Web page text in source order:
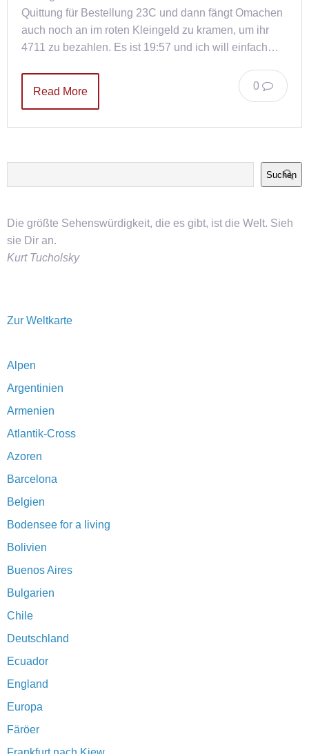
Quittung für Bestellung 23C und dann fängt Omachen
auch noch an im roten Kleingeld zu kramen, um ihr
4711 zu bezahlen. Es ist 19:57 und ich will einfach…
0
Read More
Suchen
Die größte Sehenswürdigkeit, die es gibt, ist die Welt. Sieh
sie Dir an.
Kurt Tucholsky
Zur Weltkarte
Alpen
Argentinien
Armenien
Atlantik-Cross
Azoren
Barcelona
Belgien
Bodensee for a living
Bolivien
Buenos Aires
Bulgarien
Chile
Deutschland
Ecuador
England
Europa
Färöer